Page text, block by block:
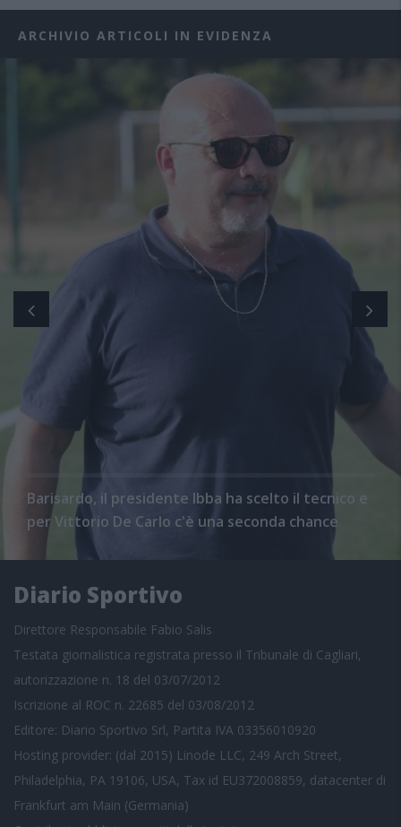
ARCHIVIO ARTICOLI IN EVIDENZA
Barisardo, il presidente Ibba ha scelto il tecnico e
per Vittorio De Carlo c'è una seconda chance
Diario Sportivo
Direttore Responsabile Fabio Salis
Testata giornalistica registrata presso il Tribunale di Cagliari,
autorizzazione n. 18 del 03/07/2012
Iscrizione al ROC n. 22685 del 03/08/2012
Editore: Diario Sportivo Srl, Partita IVA 03356010920
Hosting provider: (dal 2015) Linode LLC, 249 Arch Street,
Philadelphia, PA 19106, USA, Tax id EU372008859, datacenter di
Frankfurt am Main (Germania)